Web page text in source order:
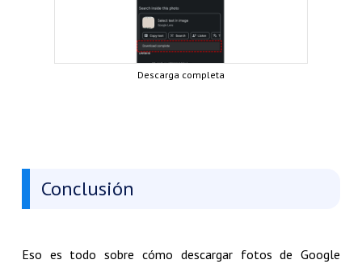
Descarga completa
Conclusión
Eso es todo sobre cómo descargar fotos de Google